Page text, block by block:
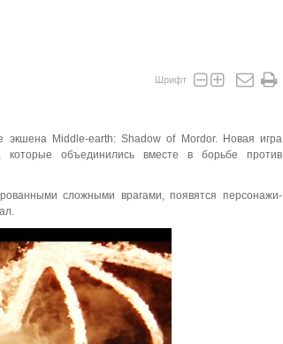
Шрифт
экшена Middle-earth: Shadow of Mordor. Новая игра
объединились вместе в борьбе против
сложными врагами, появятся персонажи-